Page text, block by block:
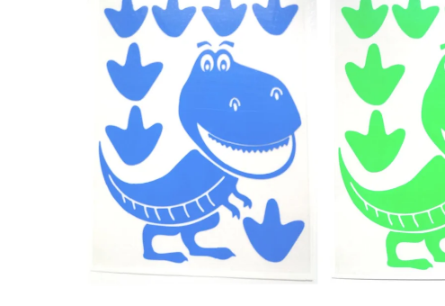
hvězdiček.